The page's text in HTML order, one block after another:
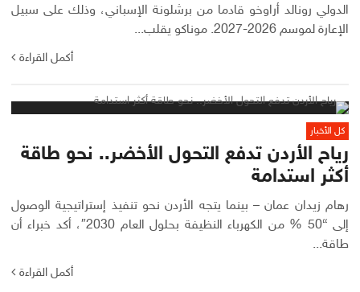
الدولي رونالد أراوخو قادما من برشلونة الإسباني، وذلك على سبيل
الإعارة لموسم 2026-2027. موناكو يقلب...
أكمل القراءة
كل الأخبار
رياح الأردن تدفع التحول الأخضر.. نحو طاقة
أكثر استدامة
رهام زيدان عمان – بينما يتجه الأردن نحو تنفيذ إستراتيجية الوصول
إلى “50 % من الكهرباء النظيفة بحلول العام 2030″، أكد خبراء أن
طاقة...
أكمل القراءة